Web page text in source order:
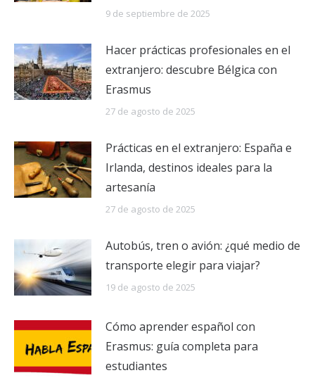
9 de septiembre de 2025
Hacer prácticas profesionales en el
extranjero: descubre Bélgica con
Erasmus
27 de agosto de 2025
Prácticas en el extranjero: España e
Irlanda, destinos ideales para la
artesanía
27 de agosto de 2025
Autobús, tren o avión: ¿qué medio de
transporte elegir para viajar?
19 de agosto de 2025
Cómo aprender español con
Erasmus: guía completa para
estudiantes